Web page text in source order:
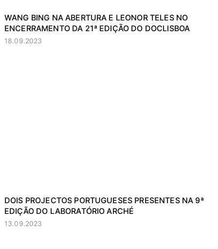
WANG BING NA ABERTURA E LEONOR TELES NO
ENCERRAMENTO DA 21ª EDIÇÃO DO DOCLISBOA
18.09.2023
DOIS PROJECTOS PORTUGUESES PRESENTES NA 9ª
EDIÇÃO DO LABORATÓRIO ARCHÉ
13.09.2023